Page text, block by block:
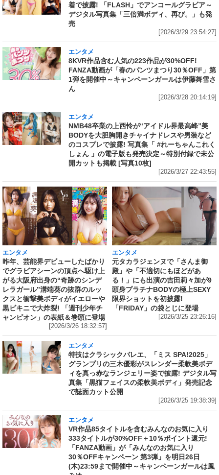
着で披露! 「FLASH」でアンコールグラビア～
デジタル写真集「三倍満ボディ、再び。」も発
売
[2026/3/29 23:54:27]
エンタメ
8KVR作品含む人気の223作品が30%OFF!
FANZA動画が「春のパンツまつり30％OFF」第
1弾を開催中～キャンペーンガールは伊藤舞雪さ
ん
[2026/3/28 20:14:19]
エンタメ
NMB48卒業の上西怜が“アイドル界最高峰”美
BODYを大胆胸開きチャイナドレスや男装など
のコスプレで披露! 写真集「 #れーちゃんこれく
しょん 」の電子版も発売決定～特別付録で未公
開カットも掲載 [写真10枚]
[2026/3/27 22:43:55]
エンタメ
昨年、芸能界デビューしたばかり
でグラビアシーンの頂点へ駆け上
がる大阪府出身の“奇跡のシンデ
レラガール”溝端葵の抜群のルッ
クスと衝撃美ボディがイエローや
黒ビキニで大炸裂! 「週刊少年チ
ャンピオン」の表紙＆巻頭に登場
[2026/3/26 18:32:57]
エンタメ
元タカラジェンヌで「さんま御
殿」や「不適切にもほどがあ
る！」にも出演の吉田莉々加が9
頭身プラチナBODYの極上SEXY
限界ショットを初披露!
「FRIDAY」の袋とじに登場
[2026/3/25 23:26:16]
エンタメ
特技はクラシックバレエ、「ミス SPA!2025」
グランプリの三木優彩がスレンダー柔軟美ボデ
ィを真っ赤なランジェリー姿で披露! デジタル写
真集「黒猫フェイスの柔軟美ボディ」発売記念
で誌面カット公開
[2026/3/25 19:38:39]
エンタメ
VR作品85タイトルを含むみんなのお気に入り
333タイトルが30%OFF＋10％ポイント還元!
「FANZA動画」が「みんなのお気に入り
30％OFFキャンペーン 第3弾」を明日26日
(木)23:59まで開催中～キャンペーンガールは鳳